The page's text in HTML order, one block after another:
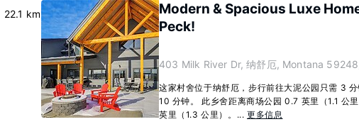
22.1 km
Modern & Spacious Luxe
Peck!
403 Milk River Dr, 纳舒厄, Montana
这家村舍位于纳舒厄，步行前往大泥公园只需 3
10 分钟。 此乡舍距离商场公园 0.7 英里（1.1 公
英里（1.3 公里）。...更多信息